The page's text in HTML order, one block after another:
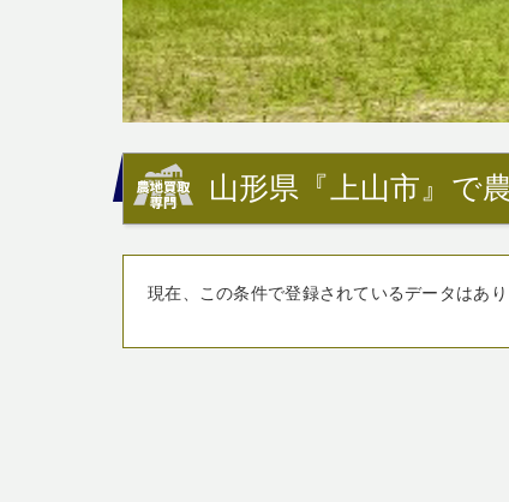
山形県『上山市』で
現在、この条件で登録されているデータはあり